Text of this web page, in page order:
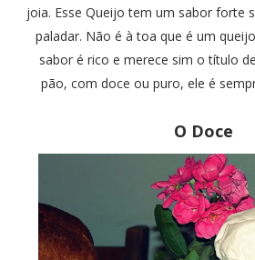
joia. Esse Queijo tem um sabor forte
paladar. Não é à toa que é um
sabor é rico e merece sim o título de
pão, com doce ou puro, ele é
O Doce